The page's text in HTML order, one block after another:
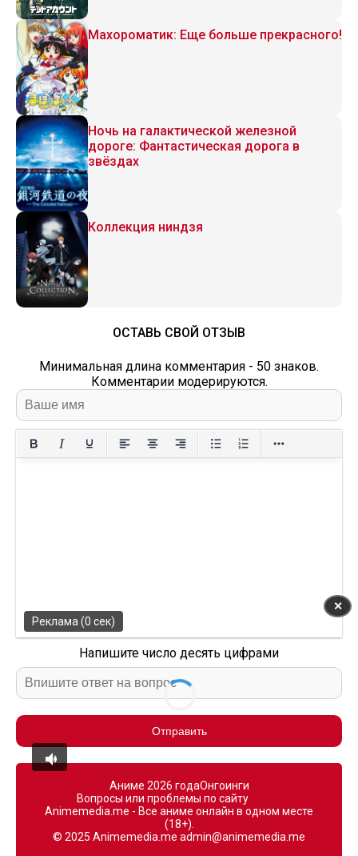
Махороматик: Еще больше прекрасного!
Ночь на галактической железной
дороге: Фантастическая дорога в
звёздах
Коллекция ниндзя
ОСТАВЬ СВОЙ ОТЗЫВ
Минимальная длина комментария - 50 знаков.
Комментарии модерируются.
Напишите число десять цифрами
Отправить
Аниме 2026 годаОнгоинги
Вопросы или проблемы по сайту
Animemedia.me - Все аниме онлайн в одном месте
(18+).
© 2025 Animemedia.me admin@animemedia.me
✕
Реклама (0 сек)